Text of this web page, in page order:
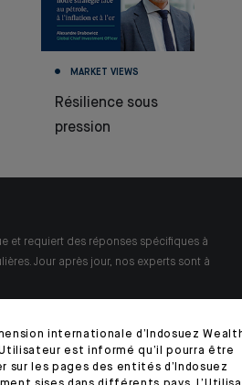
MARKET VIEWS
Résilience sous
pression
et requiert des réponses spécifiques à
Jour après jour, nos experts sont à
CONTACTER
internationale d’Indosuez
est informé qu’il pourra être
sur les pages des entités d’Indosuez